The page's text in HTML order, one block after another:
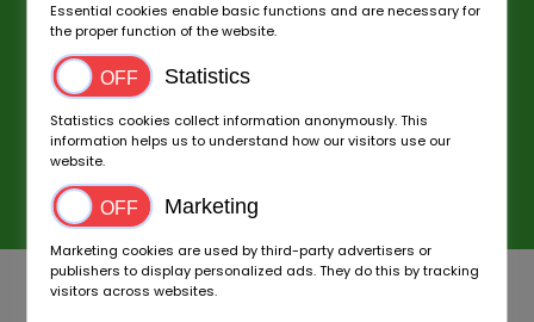
MODULO DI CONTATTO
Essential cookies enable basic functions and are necessary for
the proper function of the website.
Statistics
Statistics cookies collect information anonymously. This
information helps us to understand how our visitors use our
website.
Marketing
Marketing cookies are used by third-party advertisers or
publishers to display personalized ads. They do this by tracking
visitors across websites.